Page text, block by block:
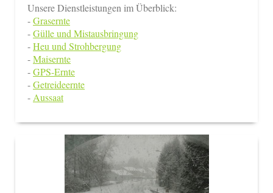
Unsere Dienstleistungen im Überblick:
-Grasernte
-Gülle und Mistausbringung
-Heu und Strohbergung
-Maisernte
-GPS-Ernte
-Getreideernte
- Aussaat